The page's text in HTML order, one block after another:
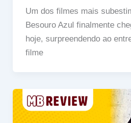
Um dos filmes mais
Besouro Azul finalmente
hoje, surpreendendo ao
filme